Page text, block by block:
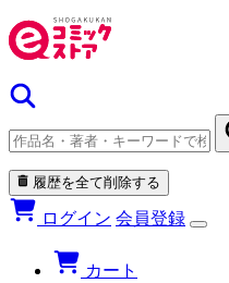
履歴を全て削除する
ログイン 会員登録
カート